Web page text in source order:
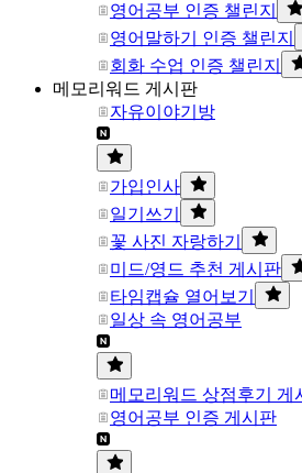
영어공부 인증 챌린지
영어말하기 인증 챌린지
회화 수업 인증 챌린지
메모리워드 게시판
자유이야기방
가입인사
일기쓰기
꽃 사진 자랑하기
미드/영드 추천 게시판
타임캡슐 열어보기
일상 속 영어공부
메모리워드 상점후기 게
영어공부 인증 게시판